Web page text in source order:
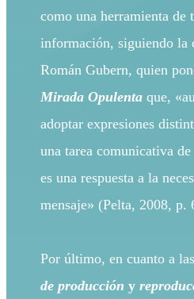
como una herramienta de
información, siguiendo la
Román Gubern, quien
Mirada Opulenta que,
adoptar expresiones
una tarea comunicativa
es una respuesta a la
mensaje» (Pelta, 2008, p.
Por último, en cuanto a
de produccióny